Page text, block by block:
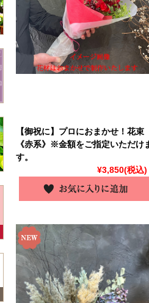
【御祝に】プロにおまかせ！花束
《赤系》※金額をご指定いただけ
す。
¥3,850(税込)